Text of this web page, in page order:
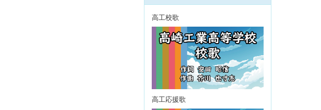
高工校歌
高工応援歌